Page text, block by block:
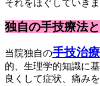
それをほぐしていきま
独自の手技療法
当院独自の手技治
的、生理学的知識に
良くして症状、痛み